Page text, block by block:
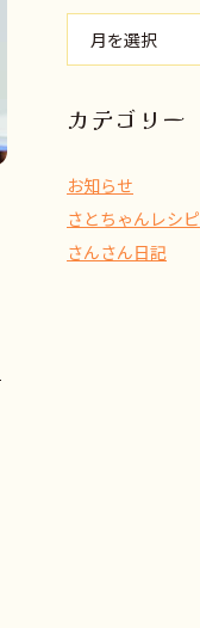
ブ
カテゴリー
お知らせ
さとちゃんレシピ
さんさん日記